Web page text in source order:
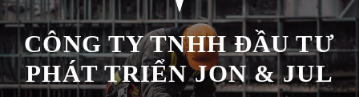
CÔNG TY TNHH ĐẦU TƯ
PHÁT TRIỂN JON & JUL